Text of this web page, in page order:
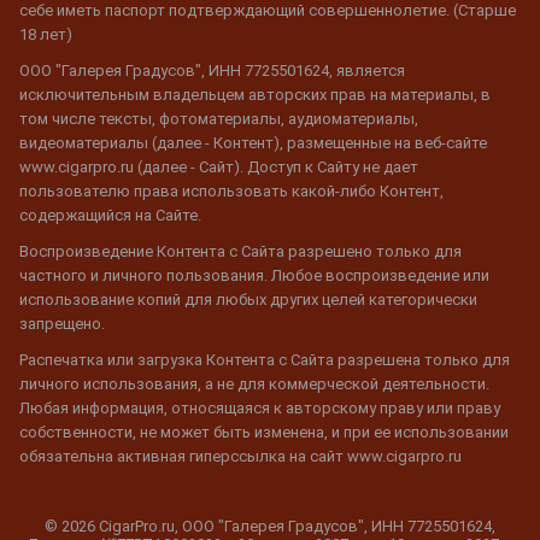
себе иметь паспорт подтверждающий совершеннолетие. (Старше
18 лет)
ООО "Галерея Градусов", ИНН 7725501624, является
исключительным владельцем авторских прав на материалы, в
том числе тексты, фотоматериалы, аудиоматериалы,
видеоматериалы (далее - Контент), размещенные на веб-сайте
www.cigarpro.ru (далее - Сайт). Доступ к Сайту не дает
пользователю права использовать какой-либо Контент,
содержащийся на Сайте.
Воспроизведение Контента с Сайта разрешено только для
частного и личного пользования. Любое воспроизведение или
использование копий для любых других целей категорически
запрещено.
Распечатка или загрузка Контента с Сайта разрешена только для
личного использования, а не для коммерческой деятельности.
Любая информация, относящаяся к авторскому праву или праву
собственности, не может быть изменена, и при ее использовании
обязательна активная гиперссылка на сайт www.cigarpro.ru
© 2026 CigarPro.ru, ООО "Галерея Градусов", ИНН 7725501624,